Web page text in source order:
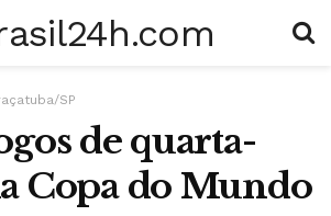
SP
de quarta-
Copa do Mundo